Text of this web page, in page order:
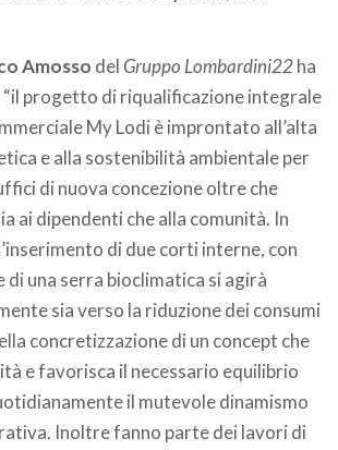
Amosso del Gruppo Lombardini22ha
progetto di riqualificazione integrale
My Lodi è improntato all’alta
e alla sostenibilità ambientale per
di nuova concezione oltre che
ai dipendenti che alla comunità. In
di due corti interne, con
di una serra bioclimatica si agirà
sia verso la riduzione dei consumi
concretizzazione di un concept che
e favorisca il necessario equilibrio
il mutevole dinamismo
Inoltre fanno parte dei lavori di